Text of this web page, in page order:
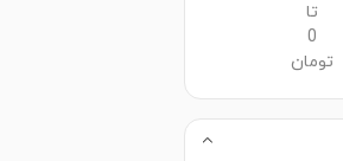
تا
0
تومان